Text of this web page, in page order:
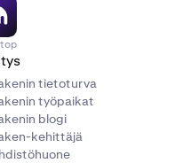
tietoturva
työpaikat
blogi
kehittäjä